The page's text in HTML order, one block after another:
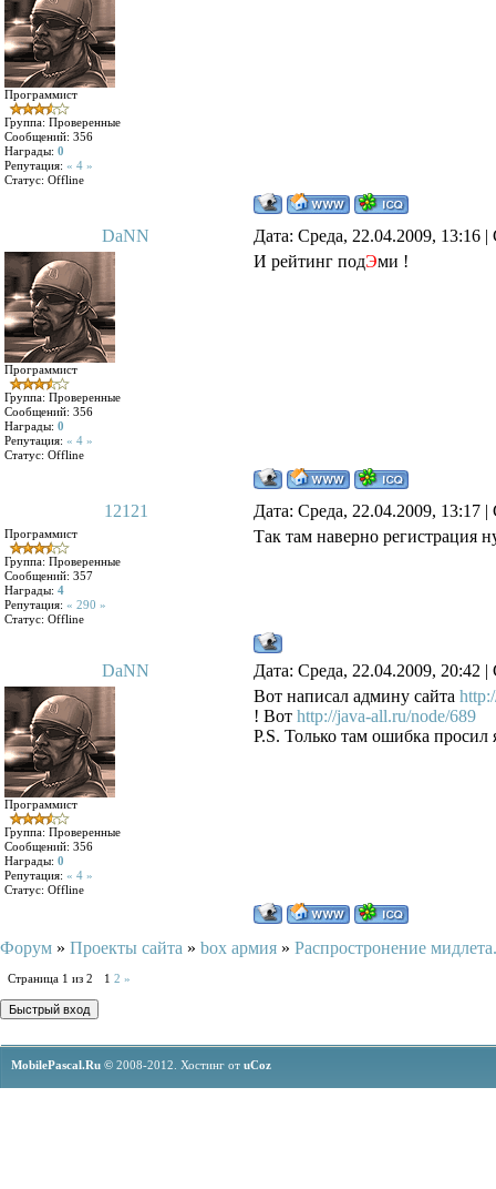
Программист
Группа: Проверенные
Сообщений: 356
Награды: 0
Репутация: « 4 »
Статус: Offline
DaNN Дата: Среда, 22.04.2009, 13:16
Программист
Группа: Проверенные
Сообщений: 356
Награды: 0
Репутация: « 4 »
Статус: Offline
И рейтинг подЭми !
12121 Дата: Среда, 22.04.2009, 13:17
Программист
Группа: Проверенные
Сообщений: 357
Награды: 4
Репутация: « 290 »
Статус: Offline
Так там наверно регистрация
DaNN Дата: Среда, 22.04.2009, 20:42
Программист
Группа: Проверенные
Сообщений: 356
Награды: 0
Репутация: « 4 »
Статус: Offline
Вот написал админу сайта
! Вот http://java-all.ru/node/689
P.S. Только там ошибка просил
Форум » Проекты сайта » box армия » Распростронение мидлета.
Страница 1 из 2 1 2 »
MobilePascal.Ru © 2008-2012. Хостинг от uCoz